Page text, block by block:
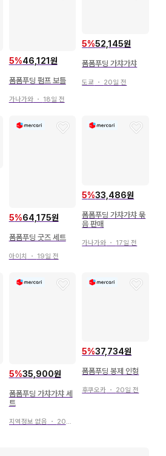
5%46,121원
폼폼푸딩 펌프 보틀
가나가와・ 18일 전
5%52,145원
폼폼푸딩 가챠가챠
도쿄 ・ 20일 전
5%64,175원
폼폼푸딩 굿즈 세트
아이치 ・ 19일 전
5%33,486원
폼폼푸딩 가챠가챠 묶
음 판매
가나가와 ・ 17일 전
5%35,900원
폼폼푸딩 가챠가챠 세
트
지역정보 없음 ・ 20일 전
5%37,734원
폼폼푸딩 봉제 인형
후쿠오카 ・ 20일 전